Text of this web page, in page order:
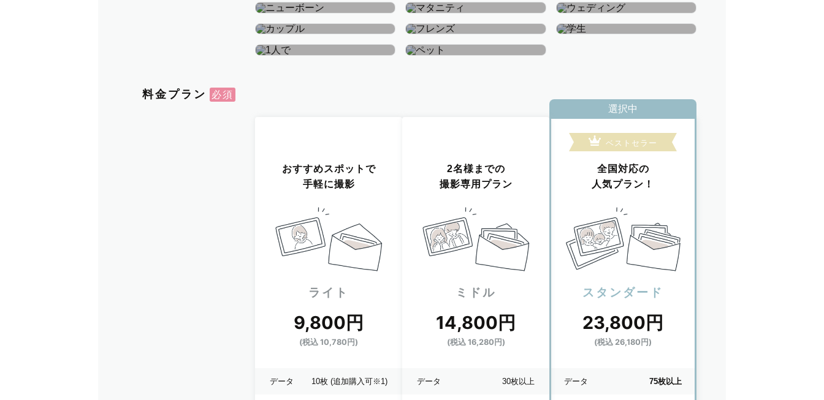
お宮参り・お食い初め
七五三
ファミリー
ニューボーン
マタニティ
ウェディング
料金プラン
おすすめスポットで
手軽に撮影
ライト
9,800円
(税込 10,780円)
データ 10枚 (追加購入可※1)
2名様までの
撮影専用プラン
ミドル
14,800円
(税込 16,280円)
データ 30枚以上
選択中
ベストセラー
全国対応の
人気プラン！
スタンダード
23,800円
(税込 26,180円)
データ 75枚以上